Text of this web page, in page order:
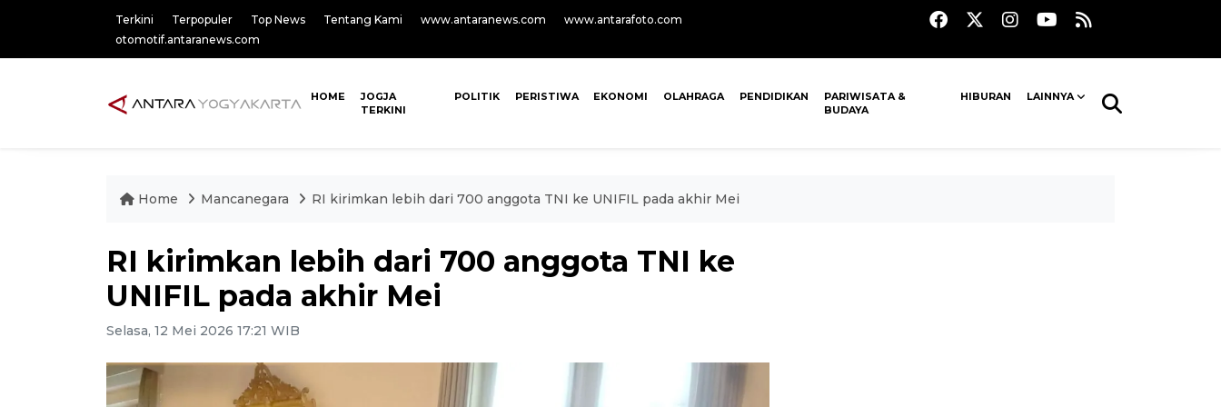
Terkini Terpopuler Top News Tentang Kami www.antaranews.com
www.antarafoto.com
otomotif.antaranews.com
HOME
JOGJA
TERKINI
POLITIK PERISTIWA EKONOMI OLAHRAGA PENDIDIKAN
PARIWISATA &
BUDAYA
HIBURAN LAINNYA
Home Mancanegara RI kirimkan lebih dari 700 anggota TNI ke UNIFIL pada akhir Mei
RI kirimkan lebih dari 700 anggota TNI ke
UNIFIL pada akhir Mei
Selasa, 12 Mei 2026 17:21 WIB